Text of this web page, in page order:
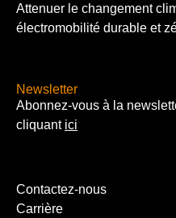
Attenuer le changement
électromobilité durable et
Newsletter
Abonnez-vous à la
cliquant ici
Contactez-nous
Carrière